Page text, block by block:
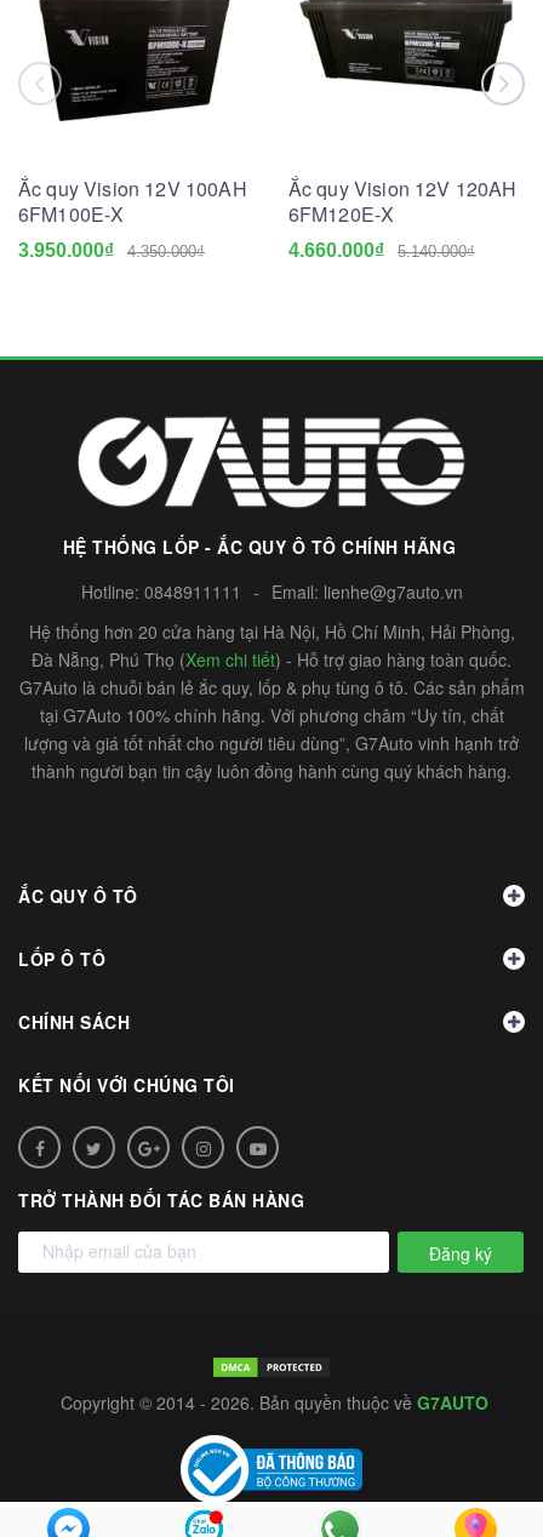
Ắc quy Vision 12V 100AH
6FM100E-X
3.950.000₫ 4.350.000₫
Ắc quy Vision 12V 120AH
6FM120E-X
4.660.000₫ 5.140.000₫
HỆ THỐNG LỐP - ẮC QUY Ô TÔ CHÍNH HÃNG
Hotline: 0848911111 - Email: lienhe@g7auto.vn
Hệ thống hơn 20 cửa hàng tại Hà Nội, Hồ Chí Minh, Hải Phòng,
Đà Nẵng, Phú Thọ (Xem chi tiết) - Hỗ trợ giao hàng toàn quốc.
G7Auto là chuỗi bán lẻ ắc quy, lốp & phụ tùng ô tô. Các sản phẩm
tại G7Auto 100% chính hãng. Với phương châm “Uy tín, chất
lượng và giá tốt nhất cho người tiêu dùng”, G7Auto vinh hạnh trở
thành người bạn tin cậy luôn đồng hành cùng quý khách hàng.
ẮC QUY Ô TÔ
LỐP Ô TÔ
CHÍNH SÁCH
KẾT NỐI VỚI CHÚNG TÔI
TRỞ THÀNH ĐỐI TÁC BÁN HÀNG
Đăng ký
Copyright © 2014 - 2026. Bản quyền thuộc về G7AUTO